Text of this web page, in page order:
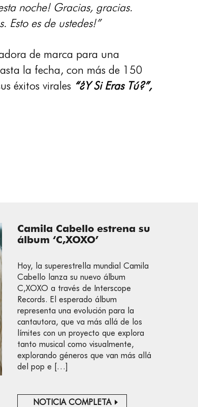
noche! Gracias, gracias.
es de ustedes!”
de marca para una
la fecha, con más de 150
éxitos virales “¿Y Si Eras Tú?”,
Camila Cabello estrena su
álbum ‘C,XOXO’
Hoy, la superestrella mundial Camila
Cabello lanza su nuevo álbum
C,XOXO a través de Interscope
Records. El esperado álbum
representa una evolución para la
cantautora, que va más allá de los
límites con un proyecto que explora
tanto musical como visualmente,
explorando géneros que van más allá
del pop e […]
NOTICIA COMPLETA